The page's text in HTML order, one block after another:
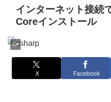
インターネット接続
Coreインストール
C#
X Facebook